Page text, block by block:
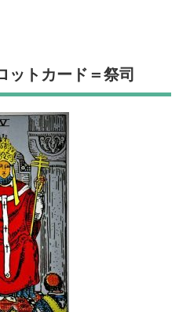
ットカード ＝祭司